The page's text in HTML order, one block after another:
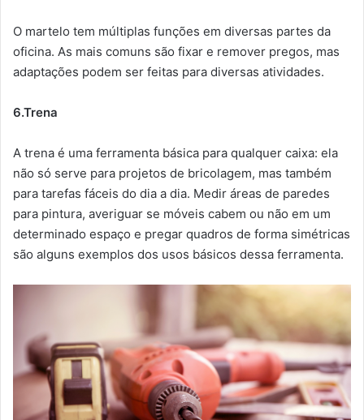
O martelo tem múltiplas funções em diversas partes da
oficina. As mais comuns são fixar e remover pregos, mas
adaptações podem ser feitas para diversas atividades.
6.Trena
A trena é uma ferramenta básica para qualquer caixa: ela
não só serve para projetos de bricolagem, mas também
para tarefas fáceis do dia a dia. Medir áreas de paredes
para pintura, averiguar se móveis cabem ou não em um
determinado espaço e pregar quadros de forma simétricas
são alguns exemplos dos usos básicos dessa ferramenta.